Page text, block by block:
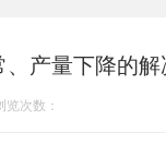
产量下降的解
览次数：